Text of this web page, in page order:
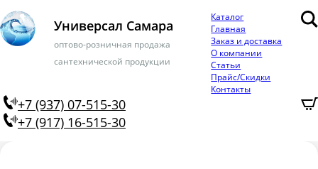
Универсал Самара
оптово-розничная продажа
сантехнической продукции
Каталог
Главная
Заказ и доставка
О компании
Статьи
Прайс/Скидки
Контакты
+7 (937) 07-515-30
+7 (917) 16-515-30